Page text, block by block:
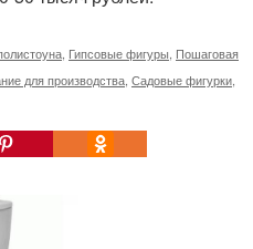
Гипсовые фигуры Пошаговая
для производства Садовые фигурки